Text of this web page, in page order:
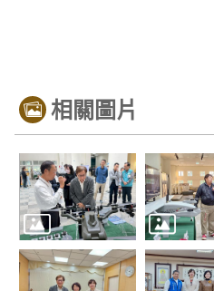
相關圖片